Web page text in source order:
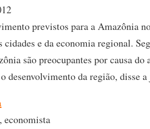
previstos para a Amazônia
cidades e da economia regional.
são preocupantes por causa
desenvolvimento da região, disse
, economista